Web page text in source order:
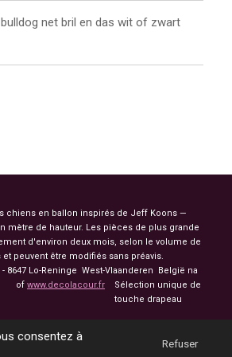
consentez à
Refuser
net bril en das wit of zwart
chiens en ballon inspirés de Jeff Koons —
mètre de hauteur. Les pièces de plus grande
d'environ deux mois, selon le volume de
peuvent être modifiés sans préavis.
- 8647 Lo-Reninge West-Vlaanderen België na
www.decolacour.fr Sélection unique de
touche drapeau